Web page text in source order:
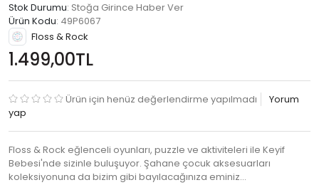
Stok Durumu: Stoğa Girince Haber Ver
Ürün Kodu: 49P6067
Floss & Rock
1.499,00TL
Ürün için henüz değerlendirme yapılmadı
Yorum
yap
Floss & Rock eğlenceli oyunları, puzzle ve aktiviteleri ile Keyif
Bebesi'nde sizinle buluşuyor. Şahane çocuk aksesuarları
koleksiyonuna da bizim gibi bayılacağınıza eminiz...